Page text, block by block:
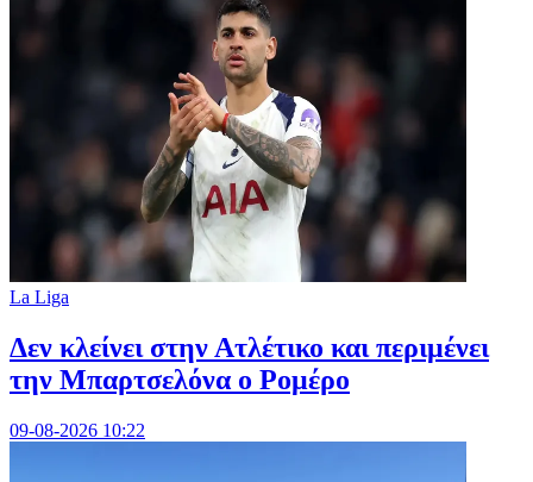
La Liga
Δεν κλείνει στην Ατλέτικο και περιμένει
την Μπαρτσελόνα ο Ρομέρο
09-08-2026 10:22